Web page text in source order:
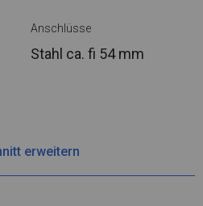
Anschlüsse
Stahl ca. fi 54 mm
erweitern